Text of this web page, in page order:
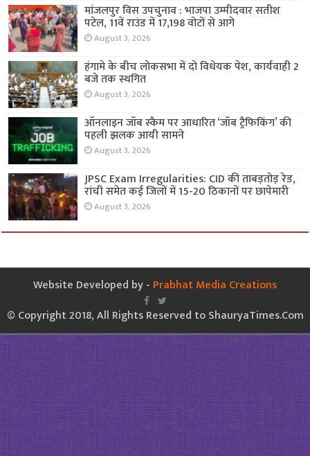
मांजलपुर विस उपचुनाव : भाजपा उम्मीदवार सतीश
पटेल, 11वें राउंड में 17,198 वोटों से आगे
August 3, 2026
हंगामे के बीच लोकसभा में दो विधेयक पेश, कार्यवाही 2
बजे तक स्थगित
August 3, 2026
ऑनलाइन जॉब स्कैम पर आधारित ‘जॉब ट्रैफिकिंग’ की
पहली झलक आयी सामने
August 3, 2026
JPSC Exam Irregularities: CID की ताबड़तोड़ रेड,
रांची समेत कई जिलों में 15-20 ठिकानों पर छापेमारी
August 3, 2026
Website Developed by - Prabhat Media Creations
© Copyright 2018, All Rights Reserved to ShauryaTimes.Com